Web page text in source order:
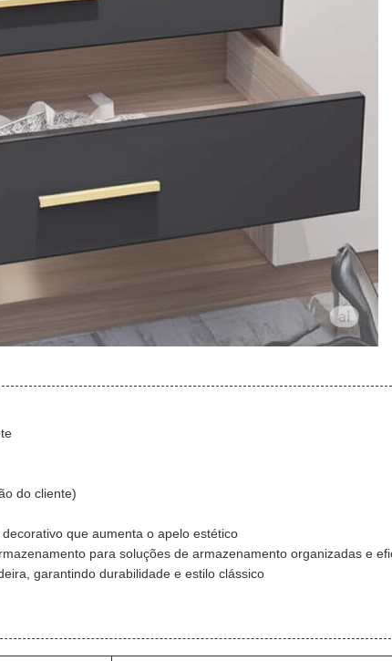
do cliente)
que aumenta o apelo estético
para soluções de armazenamento organizadas e
garantindo durabilidade e estilo clássico